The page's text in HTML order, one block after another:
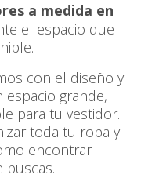
a medida en
el espacio que
con el diseño y
espacio grande,
para tu vestidor.
toda tu ropa y
encontrar
buscas.